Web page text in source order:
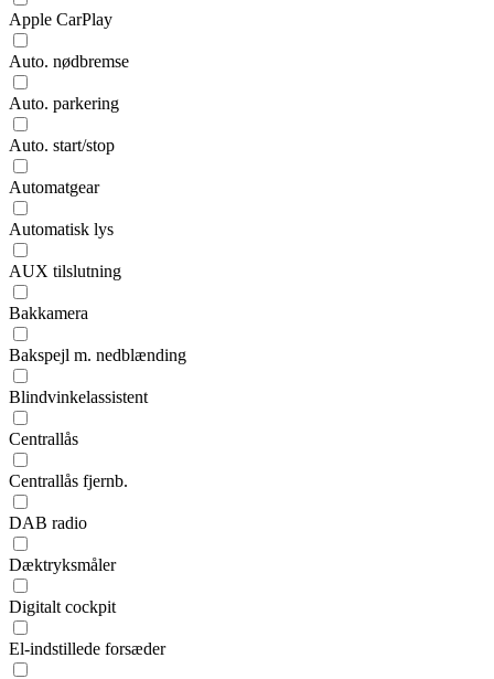
Apple CarPlay
Auto. nødbremse
Auto. parkering
Auto. start/stop
Automatgear
Automatisk lys
AUX tilslutning
Bakkamera
Bakspejl m. nedblænding
Blindvinkelassistent
Centrallås
Centrallås fjernb.
DAB radio
Dæktryksmåler
Digitalt cockpit
El-indstillede forsæder